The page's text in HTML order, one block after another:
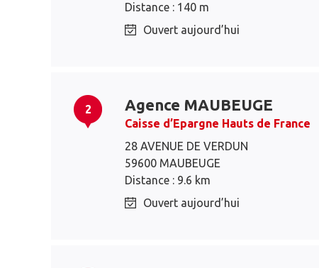
Distance : 140 m
Ouvert aujourd’hui
2 Agence MAUBEUGE
Caisse d’Epargne Hauts de France
28 AVENUE DE VERDUN
59600 MAUBEUGE
Distance : 9.6 km
Ouvert aujourd’hui